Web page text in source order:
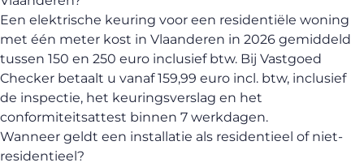
Een elektrische keuring voor een residentiële woning
met één meter kost in Vlaanderen in 2026 gemiddeld
tussen 150 en 250 euro inclusief btw. Bij Vastgoed
Checker betaalt u vanaf 159,99 euro incl. btw, inclusief
de inspectie, het keuringsverslag en het
conformiteitsattest binnen 7 werkdagen.
Wanneer geldt een installatie als residentieel of niet-
residentieel?